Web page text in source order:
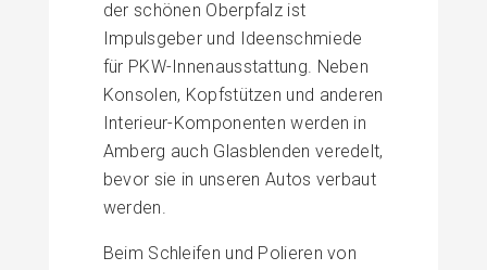
der schönen Oberpfalz ist
Impulsgeber und Ideenschmiede
für PKW-Innenausstattung. Neben
Konsolen, Kopfstützen und anderen
Interieur-Komponenten werden in
Amberg auch Glasblenden veredelt,
bevor sie in unseren Autos verbaut
werden.
Beim Schleifen und Polieren von